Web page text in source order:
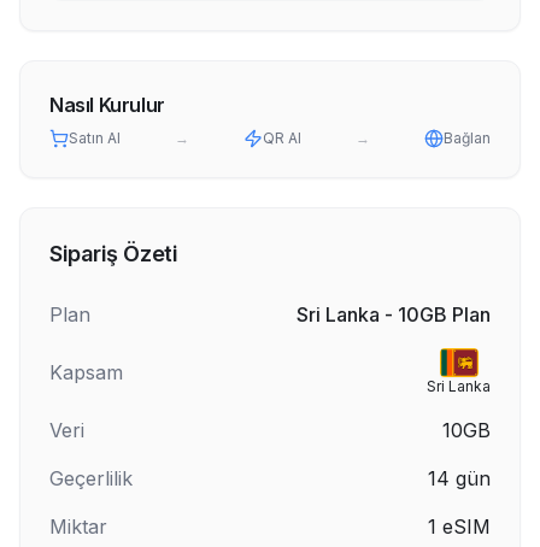
Nasıl Kurulur
Satın Al → QR Al → Bağlan
Sipariş Özeti
Plan Sri Lanka - 10GB Plan
Kapsam
Sri Lanka
Veri
10GB
Geçerlilik
14 gün
Miktar
1 eSIM